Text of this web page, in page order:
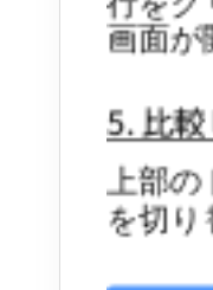
画面が
5. 比
上部の
を切り